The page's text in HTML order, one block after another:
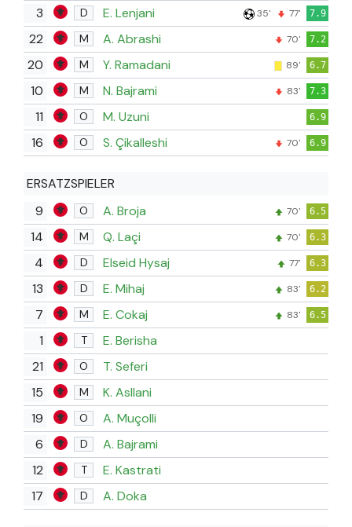
3 D E. Lenjani 35' 77' 7.9
22 M A. Abrashi 70' 7.2
20 M Y. Ramadani 89' 6.7
10 M N. Bajrami 83' 7.3
11 O M. Uzuni 6.9
16 O S. Çikalleshi 70' 6.9
ERSATZSPIELER
9
O A. Broja 70' 6.5
14 M Q. Laçi 70' 6.3
4 D Elseid Hysaj 77' 6.3
13 D E. Mihaj 83' 6.2
7 M E. Cokaj 83' 6.5
1 T
E. Berisha
21
O
T. Seferi
15
M
K. Asllani
19
O
A. Muçolli
6
D
A. Bajrami
12
T
E. Kastrati
17
D A. Doka